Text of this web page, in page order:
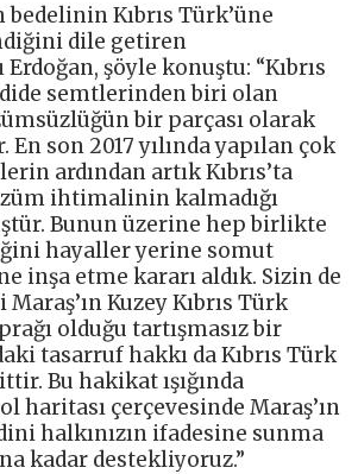
Kıbrıs Türk’üne
dile getiren
şöyle konuştu: “Kıbrıs
semtlerinden biri olan
bir parçası olarak
En son 2017 yılında yapılan çok
ardından artık Kıbrıs’ta
ihtimalinin kalmadığı
Bunun üzerine hep birlikte
hayaller yerine somut
inşa etme kararı aldık. Sizin de
Kuzey Kıbrıs Türk
olduğu tartışmasız bir
tasarruf hakkı da Kıbrıs Türk
Bu hakikat ışığında
haritası çerçevesinde Maraş’ın
halkınızın ifadesine sunma
kadar destekliyoruz.”